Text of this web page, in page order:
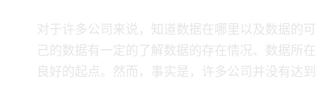
对于许多公司来说，知道数据在哪里以及数据的
己的数据有一定的了解——数据的存在情况、数据所
良好的起点。然而，事实是，许多公司并没有达